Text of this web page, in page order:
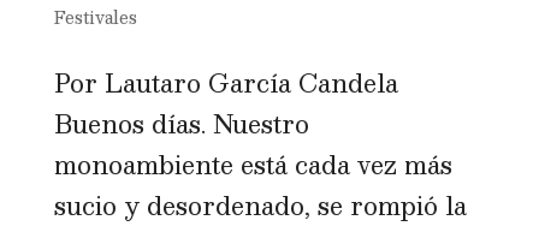
Festivales
Por Lautaro García Candela
Buenos días. Nuestro
monoambiente está cada vez más
sucio y desordenado, se rompió la